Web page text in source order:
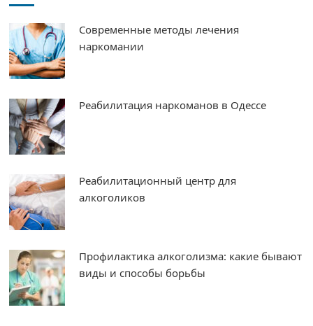
Современные методы лечения
наркомании
Реабилитация наркоманов в Одессе
Реабилитационный центр для
алкоголиков
Профилактика алкоголизма: какие бывают
виды и способы борьбы